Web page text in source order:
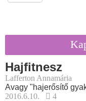
Hajfitnesz
Lafferton Annamária
Avagy "hajerősítő
2016.6.10.
4